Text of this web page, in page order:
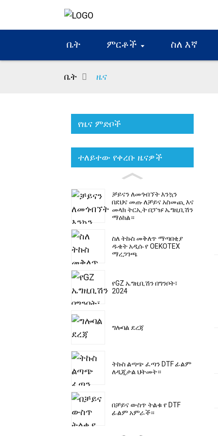
ቤት ምርቶች ስለ እኛ
ቤት ዜና
የዜና ምድቦች
ተለይተው የቀረቡ ዜናዎች
ቻይናን ለመጎብኘት እንኳን
በደህና መጡ ለቻይና አስመጪ እና
መላክ ትርኢት በፓዡ ኤግዚቢሽን
ማዕከል።
ስለ ትኩስ መቅለጥ ማጣበቂያ
ዱቄት አዲሱ የ OEKOTEX
ማረጋገጫ
የGZ ኤግዚቢሽን በግንቦት፣
2024
ግሎባል ደረጃ
ትኩስ ልጣጭ ፈጣን DTF ፊልም
ለዲጂታል ህትመት።
በቻይና ውስጥ ትልቁ የ DTF
ፊልም አምራች።